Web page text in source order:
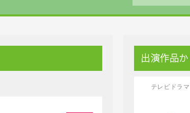
出演作品
テレビドラマ